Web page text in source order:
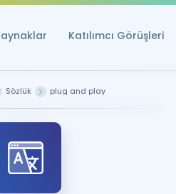
Katılımcı Görüşleri
Ücretsiz
Sözlük plug and play